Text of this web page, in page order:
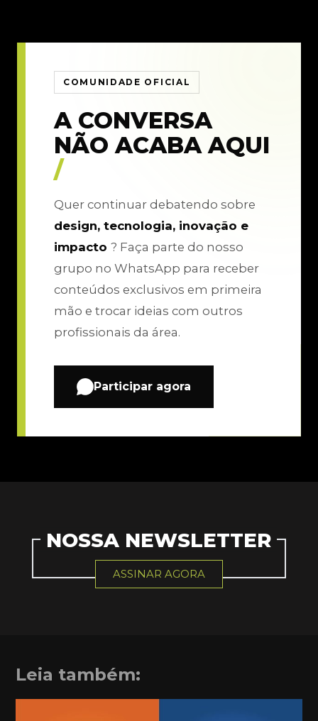
COMUNIDADE OFICIAL
A CONVERSA
NÃO ACABA AQUI
/
Quer continuar debatendo sobre
design, tecnologia, inovação e
impacto ? Faça parte do nosso
grupo no WhatsApp para receber
conteúdos exclusivos em primeira
mão e trocar ideias com outros
profissionais da área.
Participar agora
NOSSA NEWSLETTER
ASSINAR AGORA
Leia também: